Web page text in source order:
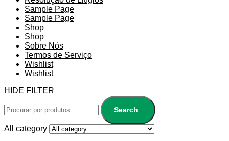
Sample Page
Sample Page
Shop
Shop
Sobre Nós
Termos de Serviço
Wishlist
Wishlist
HIDE FILTER
Search
All category